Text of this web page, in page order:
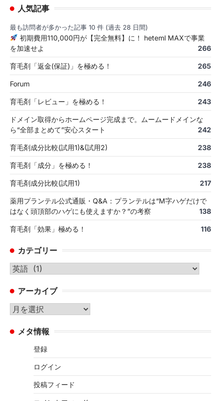
人気記事
最も訪問者が多かった記事 10 件 (過去 28 日間)
初期費用110,000円が【完全無料】に！ heteml MAXで事業
を加速せよ
266
育毛剤「返金(保証)」を極める！ 265
Forum 246
育毛剤「レビュー」を極める！ 243
ドメイン取得からホームページ完成まで。ムームードメインな
ら“全部まとめて”安心スタート
242
育毛剤成分比較(試用1)&(試用2) 238
育毛剤「成分」を極める！ 238
育毛剤成分比較(試用1) 217
薬用プランテル公式通販・Q&A：プランテルは“M字ハゲだけで
はなく頭頂部のハゲにも使えますか？”の考察
138
育毛剤「効果」極める！ 116
カテゴリー
カ
ゴ
リ
ー
アーカイブ
ア
カ メタ情報
登録
ログイン
投稿フィード